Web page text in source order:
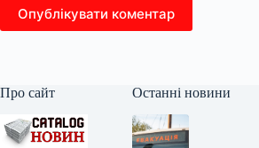
Опублікувати коментар
Про сайт Останні новини